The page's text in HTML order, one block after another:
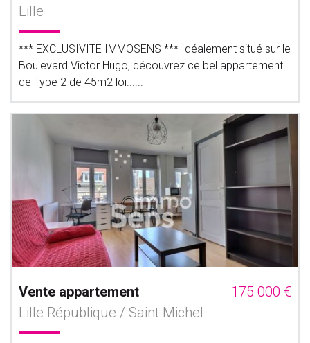
Lille
*** EXCLUSIVITE IMMOSENS *** Idéalement situé sur le
Boulevard Victor Hugo, découvrez ce bel appartement
de Type 2 de 45m2 loi......
Vente appartement
175 000 €
Lille République / Saint Michel